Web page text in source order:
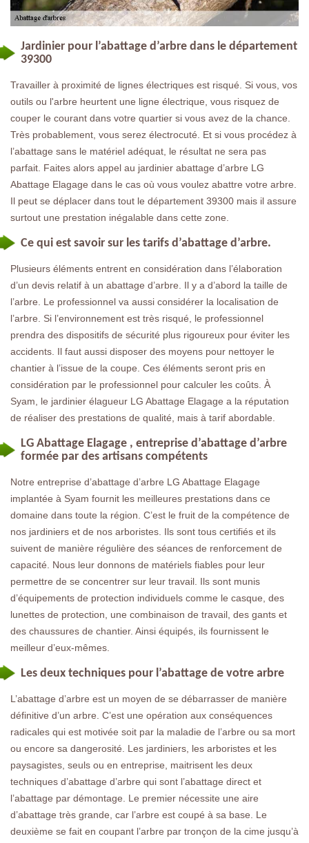
Jardinier pour l’abattage d’arbre dans le département
39300
Travailler à proximité de lignes électriques est risqué. Si vous, vos
outils ou l'arbre heurtent une ligne électrique, vous risquez de
couper le courant dans votre quartier si vous avez de la chance.
Très probablement, vous serez électrocuté. Et si vous procédez à
l’abattage sans le matériel adéquat, le résultat ne sera pas
parfait. Faites alors appel au jardinier abattage d’arbre LG
Abattage Elagage dans le cas où vous voulez abattre votre arbre.
Il peut se déplacer dans tout le département 39300 mais il assure
surtout une prestation inégalable dans cette zone.
Ce qui est savoir sur les tarifs d’abattage d’arbre.
Plusieurs éléments entrent en considération dans l’élaboration
d’un devis relatif à un abattage d’arbre. Il y a d’abord la taille de
l’arbre. Le professionnel va aussi considérer la localisation de
l’arbre. Si l’environnement est très risqué, le professionnel
prendra des dispositifs de sécurité plus rigoureux pour éviter les
accidents. Il faut aussi disposer des moyens pour nettoyer le
chantier à l’issue de la coupe. Ces éléments seront pris en
considération par le professionnel pour calculer les coûts. À
Syam, le jardinier élagueur LG Abattage Elagage a la réputation
de réaliser des prestations de qualité, mais à tarif abordable.
LG Abattage Elagage , entreprise d’abattage d’arbre
formée par des artisans compétents
Notre entreprise d’abattage d’arbre LG Abattage Elagage
implantée à Syam fournit les meilleures prestations dans ce
domaine dans toute la région. C’est le fruit de la compétence de
nos jardiniers et de nos arboristes. Ils sont tous certifiés et ils
suivent de manière régulière des séances de renforcement de
capacité. Nous leur donnons de matériels fiables pour leur
permettre de se concentrer sur leur travail. Ils sont munis
d’équipements de protection individuels comme le casque, des
lunettes de protection, une combinaison de travail, des gants et
des chaussures de chantier. Ainsi équipés, ils fournissent le
meilleur d’eux-mêmes.
Les deux techniques pour l’abattage de votre arbre
L’abattage d’arbre est un moyen de se débarrasser de manière
définitive d’un arbre. C’est une opération aux conséquences
radicales qui est motivée soit par la maladie de l’arbre ou sa mort
ou encore sa dangerosité. Les jardiniers, les arboristes et les
paysagistes, seuls ou en entreprise, maitrisent les deux
techniques d’abattage d’arbre qui sont l’abattage direct et
l’abattage par démontage. Le premier nécessite une aire
d’abattage très grande, car l’arbre est coupé à sa base. Le
deuxième se fait en coupant l’arbre par tronçon de la cime jusqu’à